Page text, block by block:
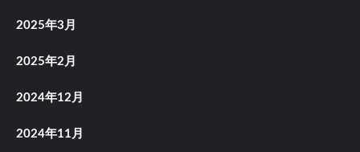
2025年3月
2025年2月
2024年12月
2024年11月